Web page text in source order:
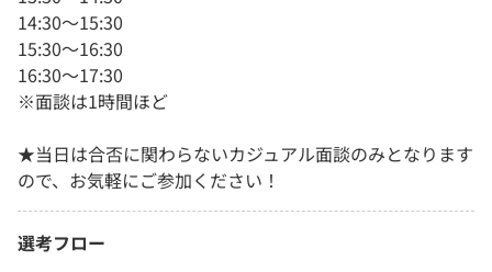
14:30～15:30
15:30～16:30
16:30～17:30
※面談は1時間ほど
★当日は合否に関わらないカジュアル面談のみとなります
ので、お気軽にご参加ください！
選考フロー